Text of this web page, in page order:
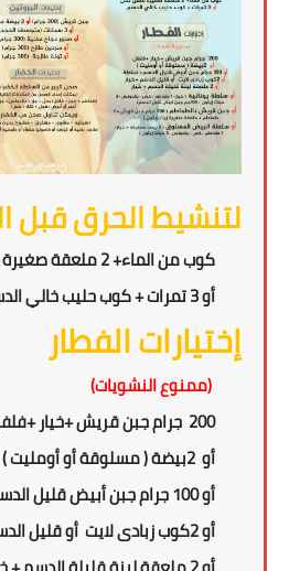
لتنشيط الحرق قبل
كوب من الماء+ 2 ملعقة صغيرة عسل نحل
أو 3 تمرات + كوب حليب خالي الدسم
إختيارات الفطار
(ممنوع النشويات)
200 جرام جبن قريش +
خيار
أو بيضة ( مسلوقة أو أومليت )
أو 100 جرام جبن أبيض قليل الدسم+ سلطة
أو2كوب زبادى لايت أو قليل